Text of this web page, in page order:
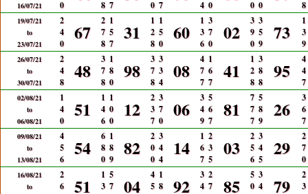
16/07/21
0
8 7
0 7
4 0
0 0
8
19/07/21
to
23/07/21
2
4
0
67
2
7
8
1
5
7
31
1
2
8
1
5
0
60
1
3
6
3
7
0
02
3
9
0
3
5
9
73
1
3
9
26/07/21
to
30/07/21
2
4
8
48
3
7
8
1
8
0
98
3
7
8
3
3
4
08
4
7
7
1
6
7
41
1
2
8
3
8
8
95
4
4
7
02/08/21
to
06/08/21
1
4
0
51
1
4
6
1
0
0
12
2
3
7
3
7
0
06
3
4
9
5
6
7
81
7
7
7
5
8
9
26
3
6
7
09/08/21
to
13/08/21
4
5
6
54
6
8
0
1
8
9
82
2
0
0
3
4
4
14
1
6
7
2
3
5
03
2
5
6
3
4
5
29
2
7
0
16/08/21
to
2
6
51
1
3
5
7
04
4
5
1
8
92
3
4
2
7
85
5
0
3
4
79
2
3